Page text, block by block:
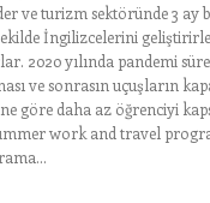
ve turizm sektöründe 3 ay
İngilizcelerini
2020 yılında pandemi
ve sonrasın uçuşların
göre daha az öğrenciyi
work and travel